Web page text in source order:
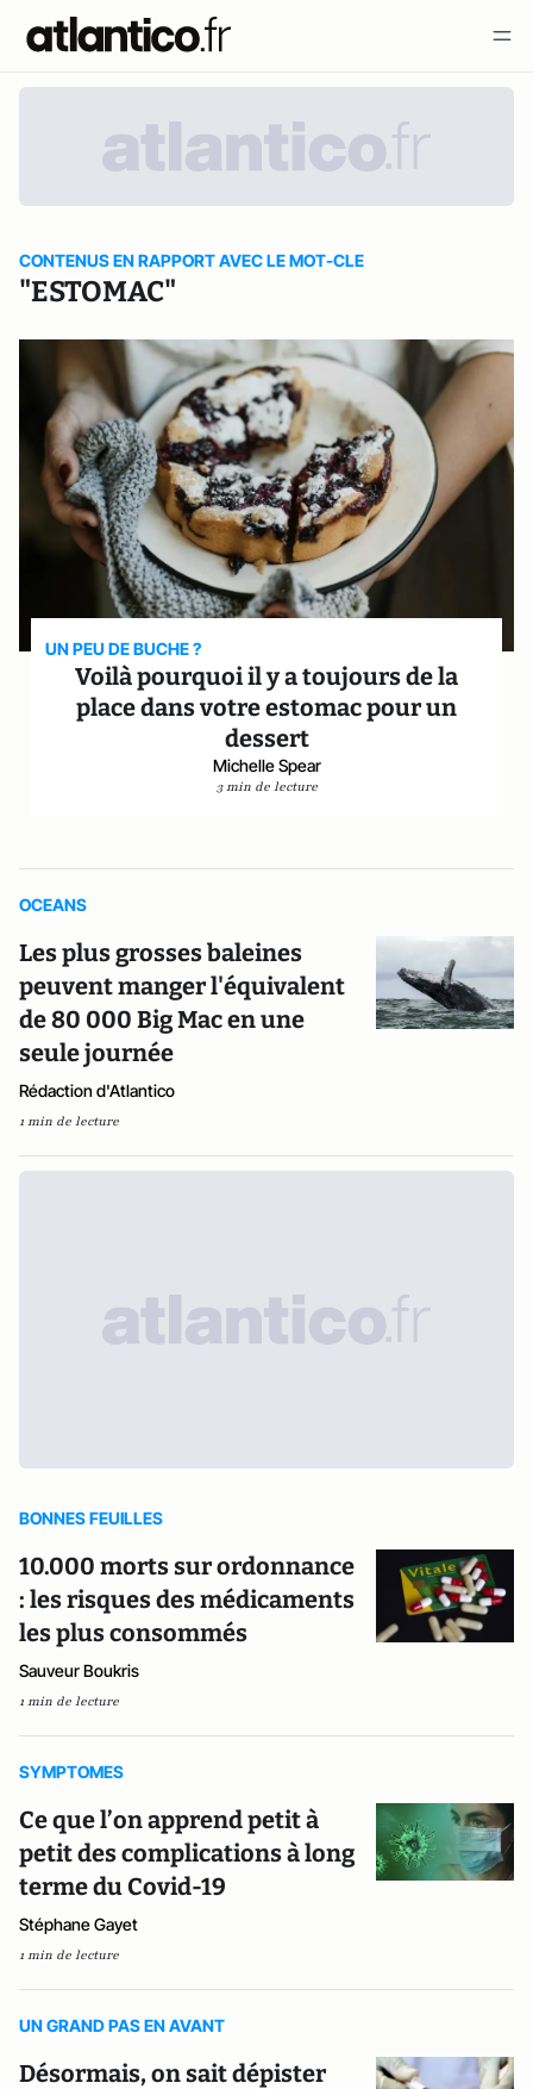
CONTENUS EN RAPPORT AVEC LE MOT-CLE
"ESTOMAC"
UN PEU DE BUCHE ?
Voilà pourquoi il y a toujours de la
place dans votre estomac pour un
dessert
Michelle Spear
3 min de lecture
OCEANS
Les plus grosses baleines
peuvent manger l'équivalent
de 80 000 Big Mac en une
seule journée
Rédaction d'Atlantico
1 min de lecture
BONNES FEUILLES
10.000 morts sur ordonnance
: les risques des médicaments
les plus consommés
Sauveur Boukris
1 min de lecture
SYMPTOMES
Ce que l’on apprend petit à
petit des complications à long
terme du Covid-19
Stéphane Gayet
1 min de lecture
UN GRAND PAS EN AVANT
Désormais, on sait dépister